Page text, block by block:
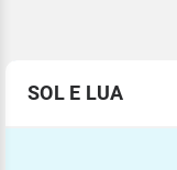
SOL E LUA